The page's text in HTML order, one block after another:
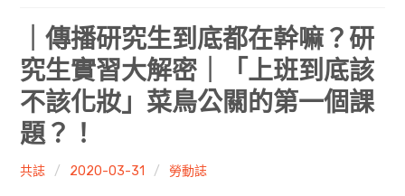
共專題
共評論
共想/共享
共青年
｜傳播研究生到底都在幹嘛？研
究生實習大解密｜「上班到底該
不該化妝」菜鳥公關的第一個課
題？！
共誌 2020-03-31 勞動誌